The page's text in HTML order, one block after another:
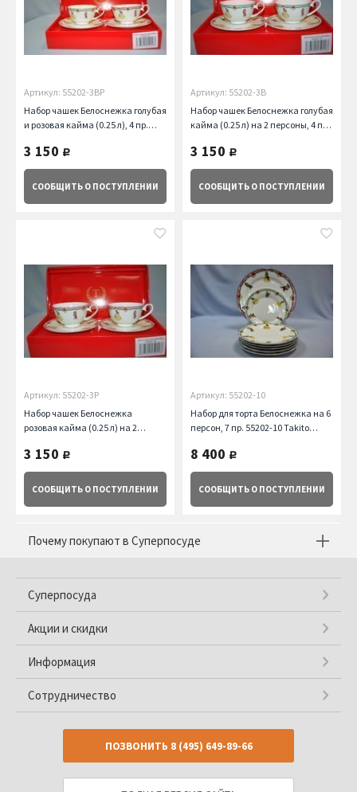
Артикул: 55202-3BP
Набор чашек Белоснежка голубая
и розовая кайма (0.25 л), 4 пр.
3 150 руб.
СООБЩИТЬ О ПОСТУПЛЕНИИ
Артикул: 55202-3B
Набор чашек Белоснежка голубая
кайма (0.25 л) на 2 персоны, 4 пр.
3 150 руб.
СООБЩИТЬ О ПОСТУПЛЕНИИ
Артикул: 55202-3P
Набор чашек Белоснежка
розовая кайма (0.25 л) на 2
3 150 руб.
СООБЩИТЬ О ПОСТУПЛЕНИИ
Артикул: 55202-10
Набор для торта Белоснежка на 6
персон, 7 пр. 55202-10 Takito
8 400 руб.
СООБЩИТЬ О ПОСТУПЛЕНИИ
Почему покупают в Суперпосуде
Суперпосуда
Акции и скидки
Информация
Сотрудничество
ПОЗВОНИТЬ 8 (495) 649-89-66